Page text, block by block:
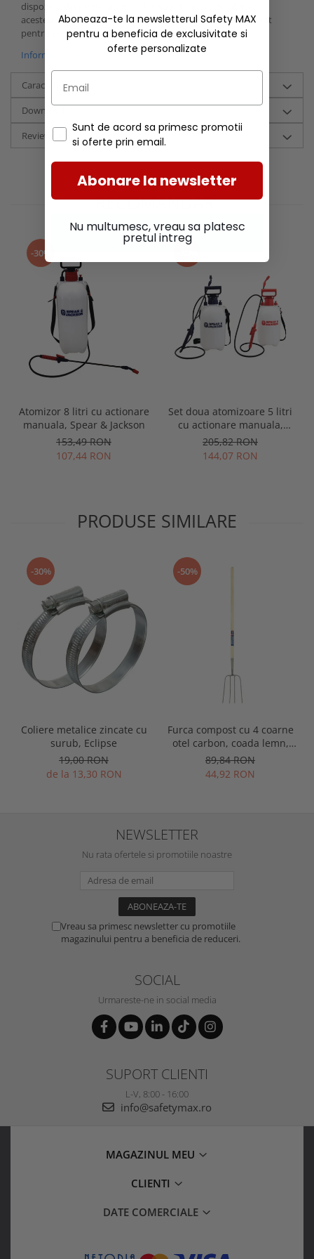
dispozitiv din plastic pentru blocarea lamei si schimbarea
acesteia, iar manerul este din otel dur si are un cadru inclinat
pentru zonele mai greu accesibile.
Informatii conformitate produs
Caracteristici
Download (1)
Review-uri
(0)
RECOMANDARI
-30%
Atomizor 8 litri cu actionare
manuala, Spear & Jackson
153,49 RON
107,44 RON
Set doua atomizoare 5 litri
cu actionare manuala,
Spear & Jackson
205,82 RON
144,07 RON
PRODUSE SIMILARE
-30%
Coliere metalice zincate cu
surub, Eclipse
19,00 RON
de la 13,30 RON
-50%
Furca compost cu 4 coarne
otel carbon, coada lemn,
Spear & Jackson Neverbend
Professional
89,84 RON
44,92 RON
NEWSLETTER
Nu rata ofertele si promotiile noastre
Vreau sa primesc newsletter cu promotiile
magazinului pentru a beneficia de reduceri.
SOCIAL
Urmareste-ne in social media
SUPORT CLIENTI
L-V, 8:00 - 16:00
info@safetymax.ro
MAGAZINUL MEU
CLIENTI
DATE COMERCIALE
Aboneaza-te la newsletterul Safety MAX
pentru a beneficia de exclusivitate si
oferte personalizate
Sunt de acord sa primesc promotii
si oferte prin email.
Abonare la newsletter
Nu multumesc, vreau sa platesc
pretul intreg